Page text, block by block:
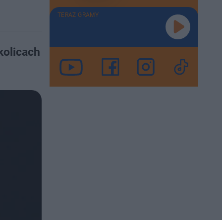
TERAZ GRAMY